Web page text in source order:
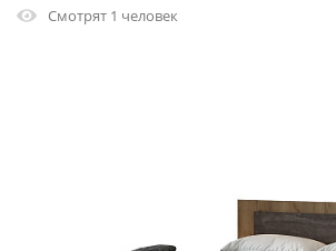
Смотрят 1 человек